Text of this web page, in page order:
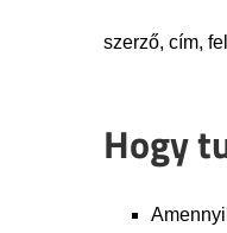
szerző, cím,
Hogy